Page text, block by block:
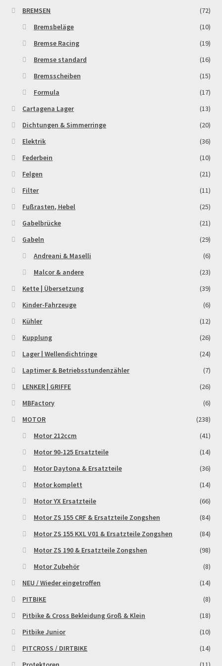
Zahlungsarten
BREMSEN
(72)
Bremsbeläge
(10)
Bremse Racing
(19)
Bremse standard
(16)
Bremsscheiben
(15)
Formula
(17)
Cartagena Lager
(13)
Dichtungen & Simmerringe
(20)
Elektrik
(36)
Federbein
(10)
Felgen
(21)
Filter
(11)
Fußrasten, Hebel
(25)
Gabelbrücke
(21)
Gabeln
(29)
Andreani & Maselli
(6)
Malcor & andere
(23)
Kette | Übersetzung
(39)
Kinder-Fahrzeuge
(6)
Kühler
(12)
Kupplung
(26)
Lager | Wellendichtringe
(24)
Laptimer & Betriebsstundenzähler
(7)
LENKER | GRIFFE
(26)
MBFactory
(6)
MOTOR
(238)
Motor 212ccm
(41)
Motor 90-125 Ersatzteile
(14)
Motor Daytona & Ersatzteile
(36)
Motor komplett
(14)
Motor YX Ersatzteile
(66)
Motor ZS 155 CRF & Ersatzteile Zongshen
(84)
Motor ZS 155 KXL V01 & Ersatzteile Zongshen
(84)
Motor ZS 190 & Ersatzteile Zongshen
(98)
Motor Zubehör
(8)
NEU / Wieder eingetroffen
(14)
PITBIKE
(8)
Pitbike & Cross Bekleidung Groß & Klein
(18)
Pitbike Junior
(10)
PITCROSS / DIRTBIKE
(14)